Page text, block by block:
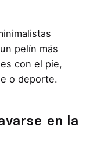
pelín más
con el pie,
o deporte.
en la